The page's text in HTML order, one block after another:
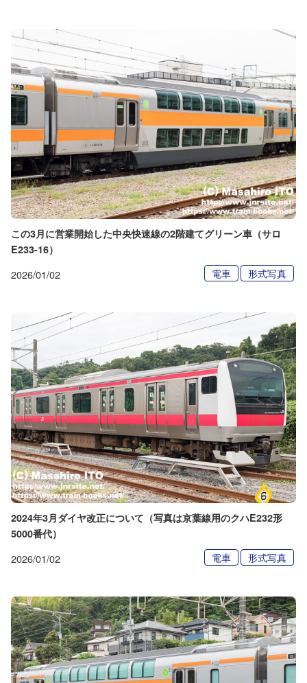
この3月に営業開始した中央快速線の2階建てグリーン車（サロ
E233-16）
2026/01/02 電車 形式写真
2024年3月ダイヤ改正について（写真は京葉線用のクハE232形
5000番代）
2026/01/02 電車 形式写真